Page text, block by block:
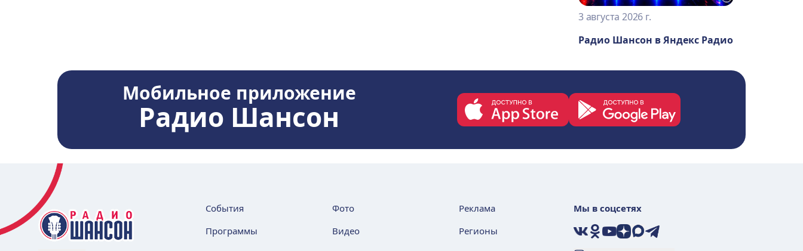
3 августа 2026 г.
Радио Шансон в Яндекс Радио
Мобильное приложение
Радио Шансон
События
Программы
Фото
Видео
Реклама
Регионы
Мы в соцсетях
VKOkYouTube
ДзенMaxTelegram